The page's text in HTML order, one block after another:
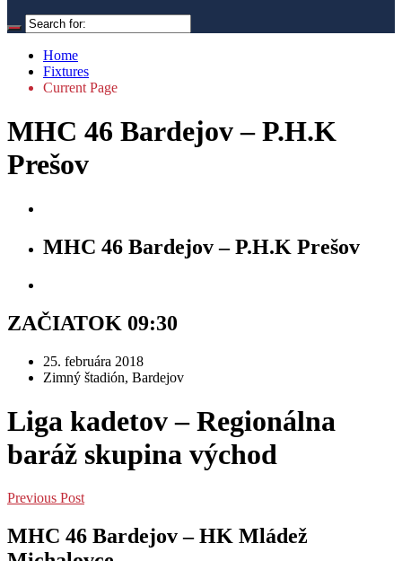
Home
Fixtures
Current Page
MHC 46 Bardejov – P.H.K
Prešov
MHC 46 Bardejov – P.H.K Prešov
ZAČIATOK 09:30
25. februára 2018
Zimný štadión, Bardejov
Liga kadetov – Regionálna
baráž skupina východ
Previous Post
MHC 46 Bardejov – HK Mládež